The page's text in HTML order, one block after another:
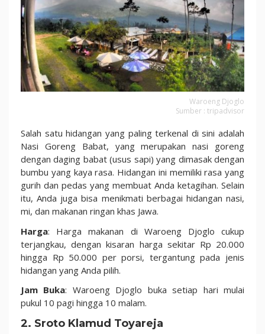
Waroeng Djoglo
Sumber : tripadvisor
Salah satu hidangan yang paling terkenal di sini adalah
Nasi Goreng Babat, yang merupakan nasi goreng
dengan daging babat (usus sapi) yang dimasak dengan
bumbu yang kaya rasa. Hidangan ini memiliki rasa yang
gurih dan pedas yang membuat Anda ketagihan. Selain
itu, Anda juga bisa menikmati berbagai hidangan nasi,
mi, dan makanan ringan khas Jawa.
Harga: Harga makanan di Waroeng Djoglo cukup
terjangkau, dengan kisaran harga sekitar Rp 20.000
hingga Rp 50.000 per porsi, tergantung pada jenis
hidangan yang Anda pilih.
Jam Buka: Waroeng Djoglo buka setiap hari mulai
pukul 10 pagi hingga 10 malam.
2. Sroto Klamud Toyareja